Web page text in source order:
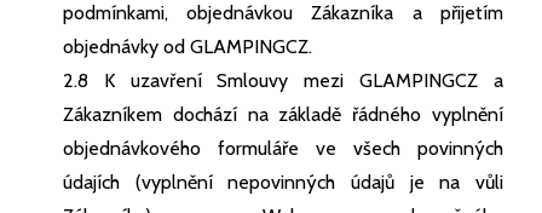
podmínkami, objednávkou Zákazníka a přijetím
objednávky od GLAMPINGCZ.
2.8 K uzavření Smlouvy mezi GLAMPINGCZ a
Zákazníkem dochází na základě řádného vyplnění
objednávkového formuláře ve všech povinných
údajích (vyplnění nepovinných údajů je na vůli